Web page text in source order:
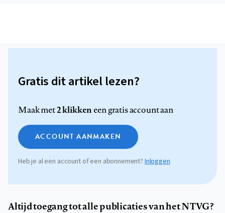
Gratis dit artikel lezen?
Maak met2 klikkeneen gratis account aan
ACCOUNT AANMAKEN
Heb je al een account of een abonnement? Inloggen
Altijd toegang tot alle publicaties van het NTVG?